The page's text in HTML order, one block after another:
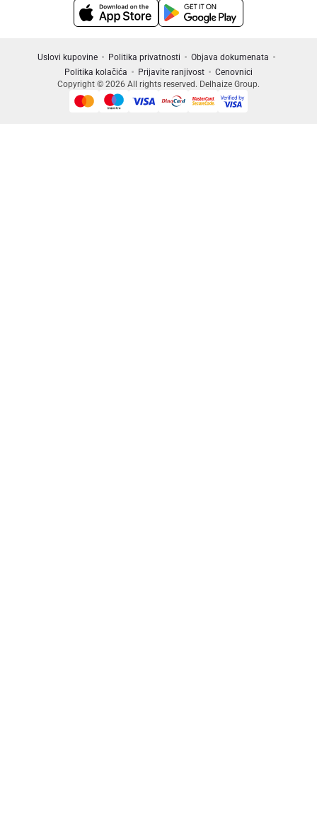
Uslovi kupovine Politika privatnosti
Objava dokumenata
Politika kolačića
Prijavite ranjivost
Cenovnici
Copyright © 2026 All rights reserved. Delhaize Group.